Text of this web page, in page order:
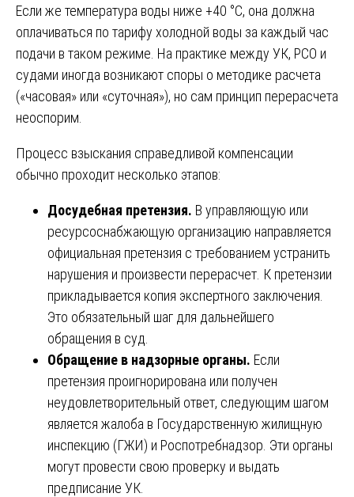
Если же температура воды ниже +40 °C, она должна
оплачиваться по тарифу холодной воды за каждый час
подачи в таком режиме. На практике между УК, РСО и
судами иногда возникают споры о методике расчета
(«часовая» или «суточная»), но сам принцип перерасчета
неоспорим.
Процесс взыскания справедливой компенсации
обычно проходит несколько этапов:
Досудебная претензия. В управляющую или
ресурсоснабжающую организацию направляется
официальная претензия с требованием устранить
нарушения и произвести перерасчет. К претензии
прикладывается копия экспертного заключения.
Это обязательный шаг для дальнейшего
обращения в суд.
Обращение в надзорные органы. Если
претензия проигнорирована или получен
неудовлетворительный ответ, следующим шагом
является жалоба в Государственную жилищную
инспекцию (ГЖИ) и Роспотребнадзор. Эти органы
могут провести свою проверку и выдать
предписание УК.